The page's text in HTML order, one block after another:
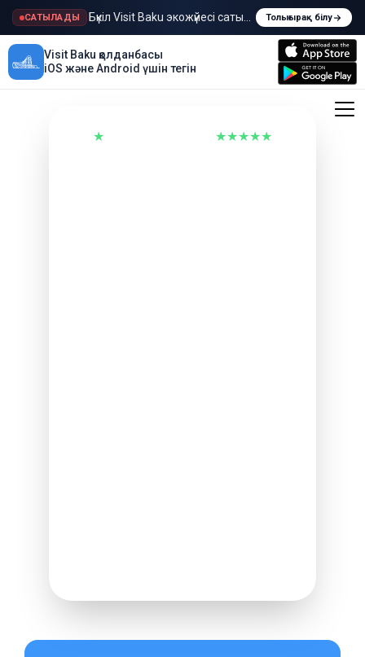
САТЫЛАДЫ Бүкіл Visit Baku экожүйесі сатыладыТолығырақ білу
Visit Baku қолданбасы
iOS және Android үшін тегін
★
★★★★★